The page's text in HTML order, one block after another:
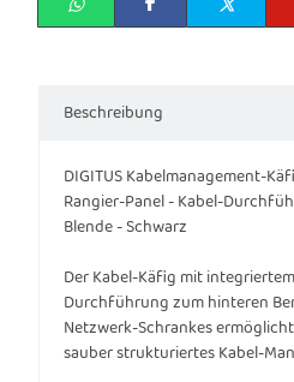
Beschreibung
DIGITUS Kabelmanagement-
Rangier-Panel - Kabel-
Blende - Schwarz
Der Kabel-Käfig mit
Durchführung zum hinteren
Netzwerk-Schrankes
sauber strukturiertes Kabel-